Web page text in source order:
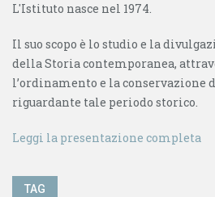
L'Istituto nasce nel 1974.
Il suo scopo è lo studio e la
della Storia contemporanea,
l’ordinamento e la conservazione
riguardante tale periodo storico.
Leggi la presentazione completa
TAG